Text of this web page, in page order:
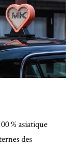
% asiatique
des